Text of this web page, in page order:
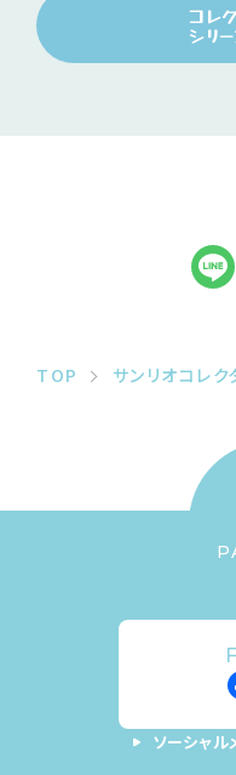
コレ
シリ
TOP サンリオコレ
ソーシャル